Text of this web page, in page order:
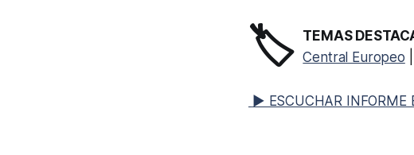
🏷️ TEMAS
Central Europeo
▶ ESCUCHAR INFORME